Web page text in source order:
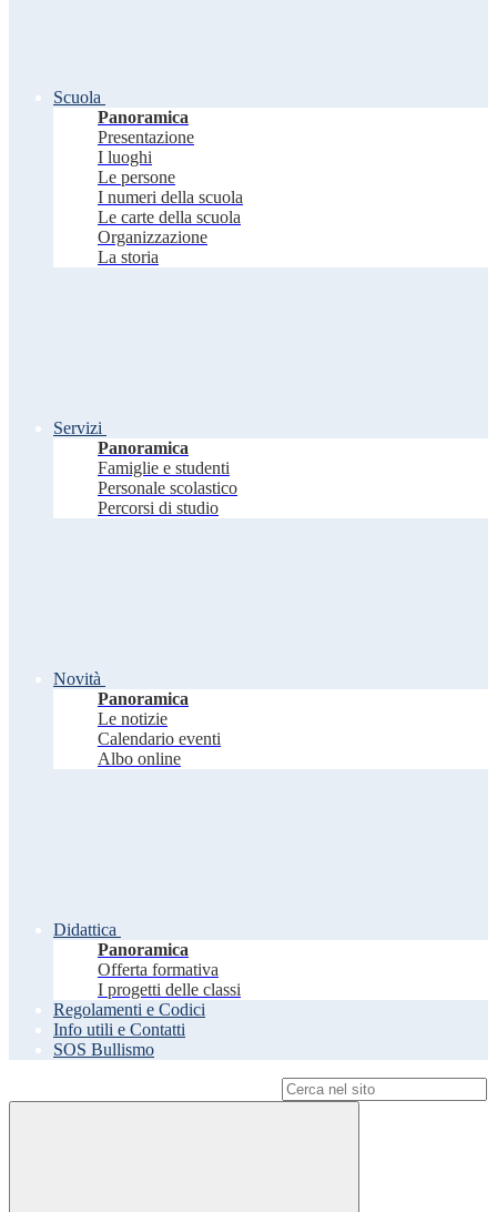
Scuola
Panoramica
Presentazione
I luoghi
Le persone
I numeri della scuola
Le carte della scuola
Organizzazione
La storia
Servizi
Panoramica
Famiglie e studenti
Personale scolastico
Percorsi di studio
Novità
Panoramica
Le notizie
Calendario eventi
Albo online
Didattica
Panoramica
Offerta formativa
I progetti delle classi
Regolamenti e Codici
Info utili e Contatti
SOS Bullismo